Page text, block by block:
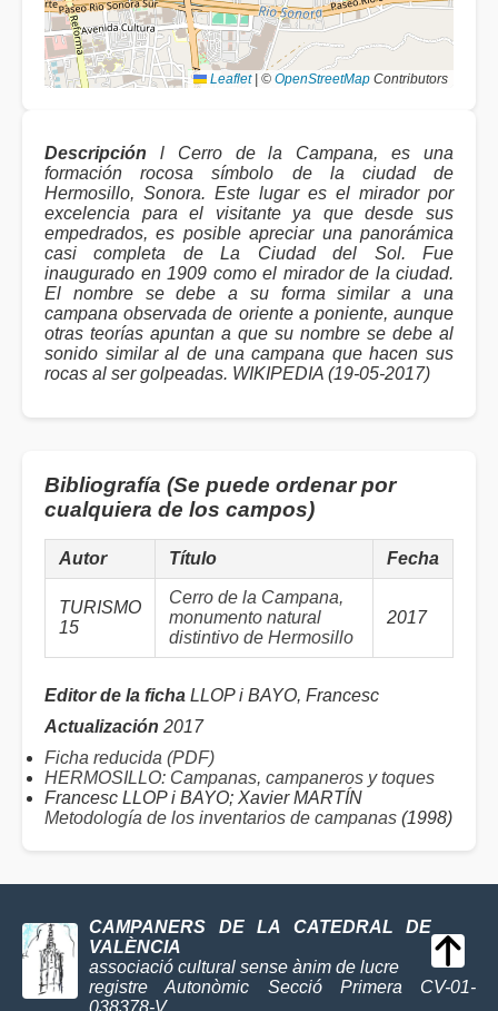
Leaflet © OpenStreetMap Contributors
Descripción l Cerro de la Campana, es una
formación rocosa símbolo de la ciudad de
Hermosillo, Sonora. Este lugar es el mirador por
excelencia para el visitante ya que desde sus
empedrados, es posible apreciar una panorámica
casi completa de La Ciudad del Sol. Fue
inaugurado en 1909 como el mirador de la ciudad.
El nombre se debe a su forma similar a una
campana observada de oriente a poniente, aunque
otras teorías apuntan a que su nombre se debe al
sonido similar al de una campana que hacen sus
rocas al ser golpeadas. WIKIPEDIA (19-05-2017)
Bibliografía (Se puede ordenar por
cualquiera de los campos)
Autor Título Fecha
TURISMO
15
Cerro de la Campana,
monumento natural
distintivo de Hermosillo
2017
Editor de la ficha LLOP i BAYO, Francesc
Actualización 2017
Ficha reducida (PDF)
HERMOSILLO: Campanas, campaneros y toques
Francesc LLOP i BAYO; Xavier MARTÍN
Metodología de los inventarios de campanas (1998)
CAMPANERS DE LA CATEDRAL DE
VALÈNCIA
associació cultural sense ànim de lucre
registre Autonòmic Secció Primera CV-01-